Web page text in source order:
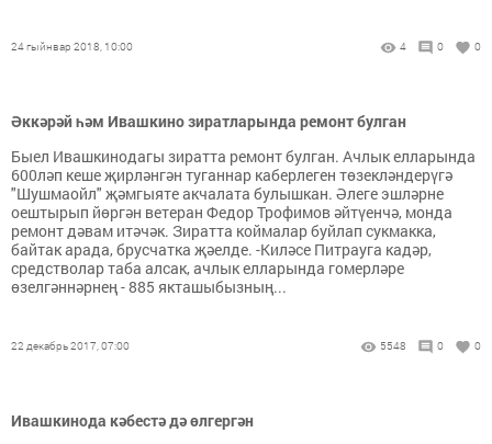
24 гыйнвар 2018, 10:00 4 0 0
Әккәрәй һәм Ивашкино зиратларында ремонт булган
Быел Ивашкинодагы зиратта ремонт булган. Ачлык елларында
600ләп кеше җирләнгән туганнар каберлеген төзекләндерүгә
"Шушмаойл" җәмгыяте акчалата булышкан. Әлеге эшләрне
оештырып йөргән ветеран Федор Трофимов әйтүенчә, монда
ремонт дәвам итәчәк. Зиратта коймалар буйлап сукмакка,
байтак арада, брусчатка җәелде. -Киләсе Питрауга кадәр,
средстволар таба алсак, ачлык елларында гомерләре
өзелгәннәрнең - 885 якташыбызның...
22 декабрь 2017, 07:00 5548 0 0
Ивашкинода кәбестә дә өлгергән